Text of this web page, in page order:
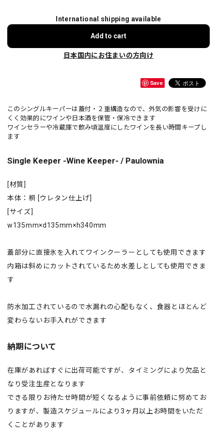
International shipping available
Add to cart
日本国内にお住まいの方向け
Save
このシングルキーパーは蓋付・２重構造なので、外気の影響を受けに
くく効果的にワインや日本酒を保管・保冷できます
ワインセラーや冷蔵庫で飲み頃温度にしたワインを長い時間キープし
ます
Single Keeper -Wine Keeper- / Paulownia
[材質]
本体：桐 [ウレタン仕上げ]
[サイズ]
w135mm×d135mm×h340mm
蓋部分に直接氷を入れてワインクーラーとしても使用できます
内箱は斜めにカットされているため水差しとしても使用できま
す
防水加工されているので水漏れの心配もなく、食器とほとんど
変わらないお手入れができます
納期について
在庫があればすぐに出荷可能ですが、タイミングにより欠品と
なり受注生産となります
できる限りお待たせ時間が短くなるように事前依頼に努めてお
りますが、製造スケジュールにより3ヶ月以上お時間をいただ
くことがあります